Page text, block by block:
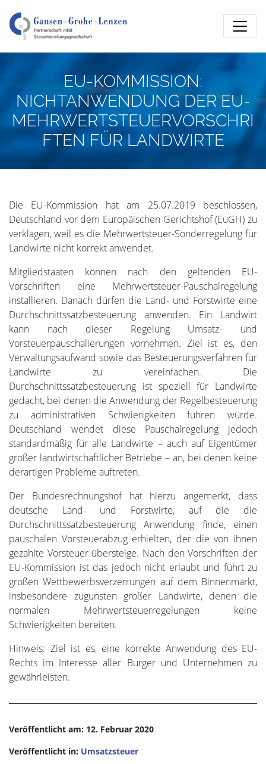
EU-KOMMISSION:
NICHTANWENDUNG DER EU-
MEHRWERTSTEUERVORSCHRI
FTEN FÜR LANDWIRTE
Die EU-Kommission hat am 25.07.2019 beschlossen,
Deutschland vor dem Europäischen Gerichtshof (EuGH) zu
verklagen, weil es die Mehrwertsteuer-Sonderregelung für
Landwirte nicht korrekt anwendet.
Mitgliedstaaten können nach den geltenden EU-
Vorschriften eine Mehrwertsteuer-Pauschalregelung
installieren. Danach dürfen die Land- und Forstwirte eine
Durchschnittssatzbesteuerung anwenden. Ein Landwirt
kann nach dieser Regelung Umsatz- und
Vorsteuerpauschalierungen vornehmen. Ziel ist es, den
Verwaltungsaufwand sowie das Besteuerungsverfahren für
Landwirte zu vereinfachen. Die
Durchschnittssatzbesteuerung ist speziell für Landwirte
gedacht, bei denen die Anwendung der Regelbesteuerung
zu administrativen Schwierigkeiten führen würde.
Deutschland wendet diese Pauschalregelung jedoch
standardmäßig für alle Landwirte – auch auf Eigentümer
großer landwirtschaftlicher Betriebe – an, bei denen keine
derartigen Probleme auftreten.
Der Bundesrechnungshof hat hierzu angemerkt, dass
deutsche Land- und Forstwirte, auf die die
Durchschnittssatzbesteuerung Anwendung finde, einen
pauschalen Vorsteuerabzug erhielten, der die von ihnen
gezahlte Vorsteuer übersteige. Nach den Vorschriften der
EU-Kommission ist das jedoch nicht erlaubt und führt zu
großen Wettbewerbsverzerrungen auf dem Binnenmarkt,
insbesondere zugunsten großer Landwirte, denen die
normalen Mehrwertsteuerregelungen keine
Schwierigkeiten bereiten.
Hinweis: Ziel ist es, eine korrekte Anwendung des EU-
Rechts im Interesse aller Bürger und Unternehmen zu
gewährleisten.
Veröffentlicht am: 12. Februar 2020
Veröffentlicht in: Umsatzsteuer